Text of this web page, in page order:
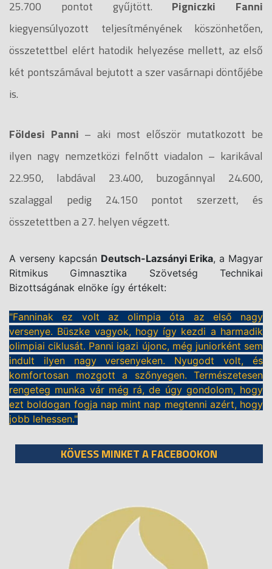
25.700 pontot gyűjtött. Pigniczki Fanni
kiegyensúlyozott teljesítményének köszönhetően,
összetettbel elért hatodik helyezése mellett, az első
két pontszámával bejutott a szer vasárnapi döntőjébe
is.
Földesi Panni – aki most először mutatkozott be
ilyen nagy nemzetközi felnőtt viadalon – karikával
22.950, labdával 23.400, buzogánnyal 24.600,
szalaggal pedig 24.150 pontot szerzett, és
összetettben a 27. helyen végzett.
A verseny kapcsán Deutsch-Lazsányi Erika, a Magyar
Ritmikus Gimnasztika Szövetség Technikai
Bizottságának elnöke így értékelt:
"Fanninak ez volt az olimpia óta az első nagy
versenye. Büszke vagyok, hogy így kezdi a harmadik
olimpiai ciklusát. Panni igazi újonc, még juniorként sem
indult ilyen nagy versenyeken. Nyugodt volt, és
komfortosan mozgott a szőnyegen. Természetesen
rengeteg munka vár még rá, de úgy gondolom, hogy
ezt boldogan fogja nap mint nap megtenni azért, hogy
jobb lehessen."
KÖVESS MINKET A FACEBOOKON